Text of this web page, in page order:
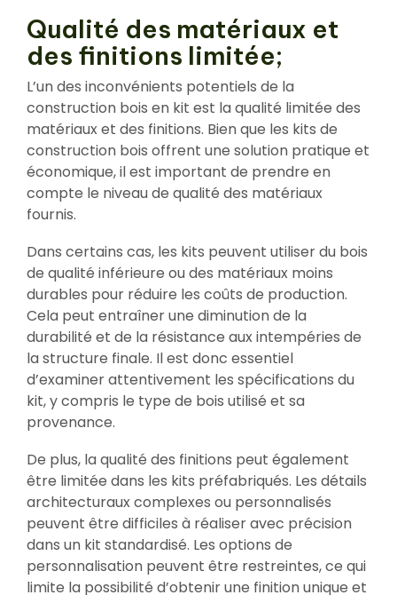
Qualité des matériaux et
des finitions limitée;
L’un des inconvénients potentiels de la
construction bois en kit est la qualité limitée des
matériaux et des finitions. Bien que les kits de
construction bois offrent une solution pratique et
économique, il est important de prendre en
compte le niveau de qualité des matériaux
fournis.
Dans certains cas, les kits peuvent utiliser du bois
de qualité inférieure ou des matériaux moins
durables pour réduire les coûts de production.
Cela peut entraîner une diminution de la
durabilité et de la résistance aux intempéries de
la structure finale. Il est donc essentiel
d’examiner attentivement les spécifications du
kit, y compris le type de bois utilisé et sa
provenance.
De plus, la qualité des finitions peut également
être limitée dans les kits préfabriqués. Les détails
architecturaux complexes ou personnalisés
peuvent être difficiles à réaliser avec précision
dans un kit standardisé. Les options de
personnalisation peuvent être restreintes, ce qui
limite la possibilité d’obtenir une finition unique et